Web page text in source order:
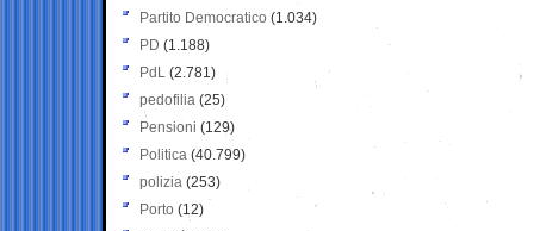
Partito Democratico (1.034)
PD (1.188)
PdL (2.781)
pedofilia (25)
Pensioni (129)
Politica (40.799)
polizia (253)
Porto (12)